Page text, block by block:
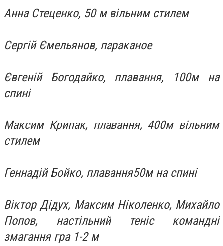
Анна Стеценко, 50 м вільним стилем
Сергій Ємельянов, параканое
Євгеній Богодайко, плавання, 100м на
спині
Максим Крипак, плавання, 400м вільним
стилем
Геннадій Бойко, плавання50м на спині
Віктор Дідух, Максим Ніколенко, Михайло
Попов, настільний теніс командні
змагання гра 1-2 м